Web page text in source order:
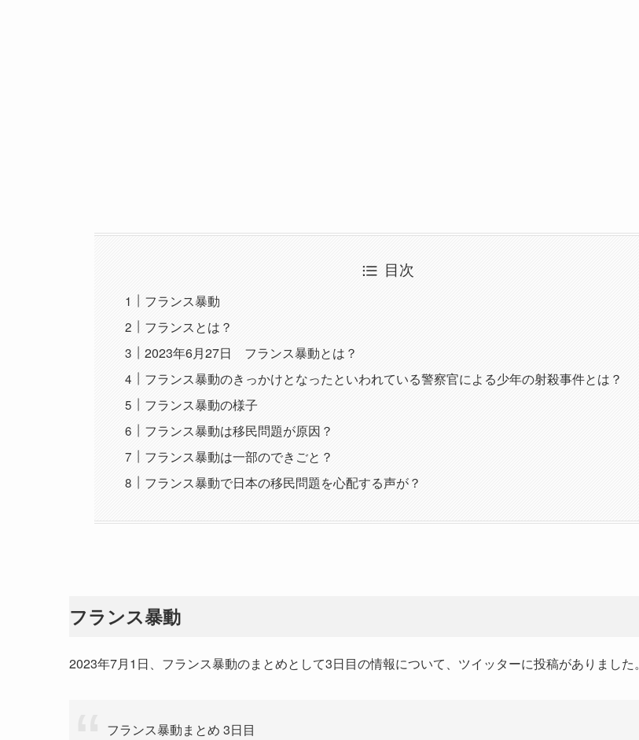
目次
フランス暴動
フランスとは？
2023年6月27日 フランス暴動とは？
フランス暴動のきっかけとなったといわれている警察官による少年の射殺事件とは？
フランス暴動の様子
フランス暴動は移民問題が原因？
フランス暴動は一部のできごと？
フランス暴動で日本の移民問題を心配する声が？
フランス暴動
2023年7月1日、フランス暴動のまとめとして3日目の情報について、ツイッターに投稿がありました。
フランス暴動まとめ 3日目